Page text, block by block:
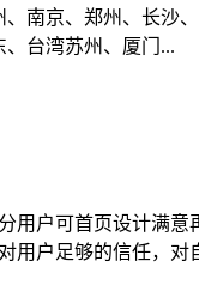
南京、郑州、长沙
台湾苏州、厦门...
用户可首页设计满意
用户足够的信任，对